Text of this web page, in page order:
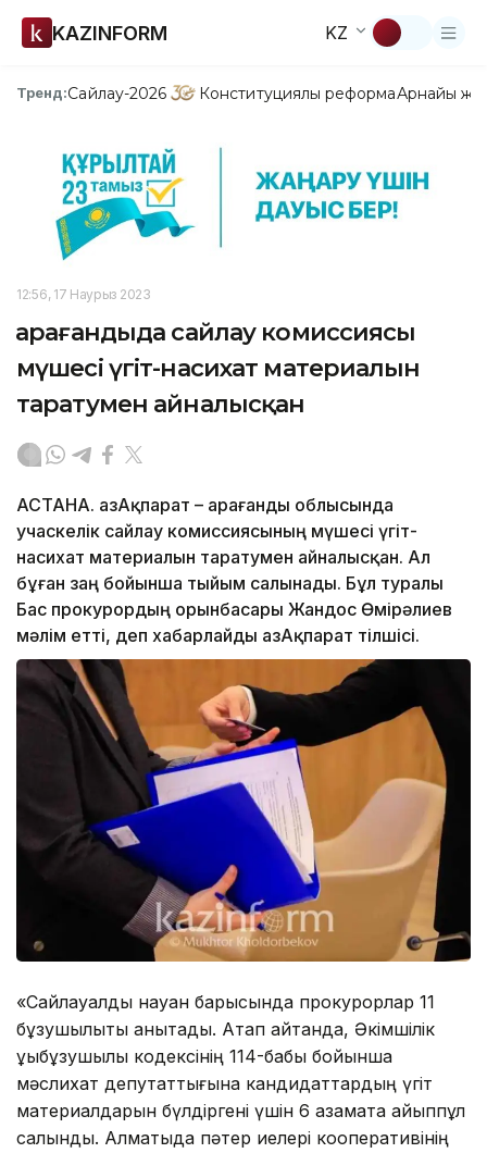
KAZINFORM KZ
Тренд:Сайлау-2026 Конституциялық реформаАрнайы
12:56, 17 Наурыз 2023
Қарағандыда сайлау комиссиясы
мүшесі үгіт-насихат материалын
таратумен айналысқан
АСТАНА. ҚазАқпарат – Қарағанды облысында
учаскелік сайлау комиссиясының мүшесі үгіт-
насихат материалын таратумен айналысқан. Ал
бұған заң бойынша тыйым салынады. Бұл туралы
Бас прокурордың орынбасары Жандос Өмірәлиев
мәлім етті, деп хабарлайды ҚазАқпарат тілшісі.
«Сайлауалды науқан барысында прокурорлар 11
бұзушылықты анықтады. Атап айтқанда, Әкімшілік
құқықбұзушылық кодексінің 114-бабы бойынша
мәслихат депутаттығына кандидаттардың үгіт
материалдарын бүлдіргені үшін 6 азаматқа айыппұл
салынды. Алматыда пәтер иелері кооперативінің